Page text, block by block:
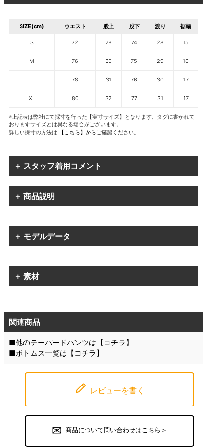
SIZE(cm) ウエスト 股上 股下 渡り 裾幅
S 72 28 74 28 15
M 76 30 75 29 16
L 78 31 76 30 17
XL 80 32 77 31 17
※上記表は弊社にて採寸を行った【実寸サイズ】となります。タグに書かれて
おりますサイズとは異なる場合がございます。
詳しい採寸の方法は
【こちら】からご確認ください。
＋ スタッフ着用コメント
＋ 商品説明
＋ モデルデータ
＋ 素材
関連商品
■他のテーパードパンツは【 コチラ 】
■ボトムス一覧は【 コチラ 】
レビューを書く
商品について問い合わせはこちら＞